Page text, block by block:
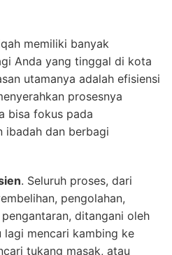
memiliki banyak
Anda yang tinggal di kota
utamanya adalah efisiensi
prosesnya
bisa fokus pada
ibadah dan berbagi
. Seluruh proses, dari
pengolahan,
ditangani oleh
mencari kambing ke
tukang masak, atau